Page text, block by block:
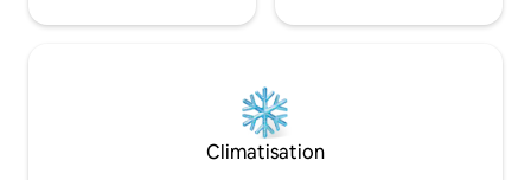
Climatisation